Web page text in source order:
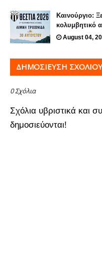
Καινούργιο:
κολυμβητικό
August 04,
ΔΗΜΟΣΊΕΥΣΗ ΣΧΟΛΊΟΥ
0 Σχόλια
Σχόλια υβριστικά και
δημοσιεύονται!